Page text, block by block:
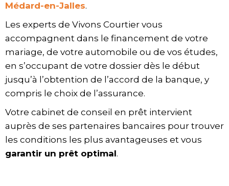
Médard-en-Jalles.
Les experts de Vivons Courtier vous
accompagnent dans le financement de votre
mariage, de votre automobile ou de vos études,
en s’occupant de votre dossier dès le début
jusqu’à l’obtention de l’accord de la banque, y
compris le choix de l’assurance.
Votre cabinet de conseil en prêt intervient
auprès de ses partenaires bancaires pour trouver
les conditions les plus avantageuses et vous
garantir un prêt optimal.